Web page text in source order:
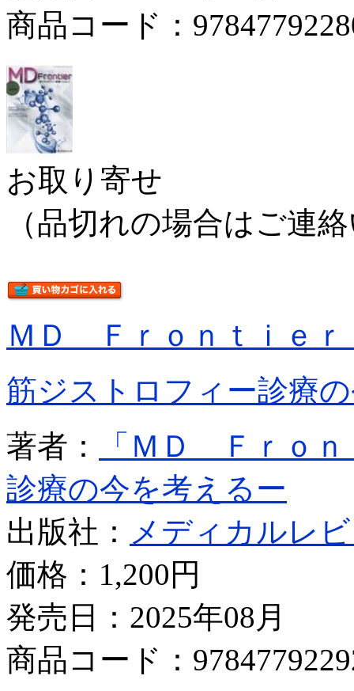
商品コード：
お取り寄せ
（品切れの場合はご連
ＭＤ Ｆｒｏｎｔｉｅ
筋ジストロフィー診療
著者：
「ＭＤ Ｆｒｏ
診療の今を考えるー
出版社： メディカルレ
価格： 1,200円
発売日：2025年08月
商品コード：